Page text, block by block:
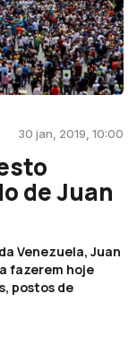
30 jan, 2019, 10:00
de Juan
Venezuela, Juan
fazerem hoje
postos de